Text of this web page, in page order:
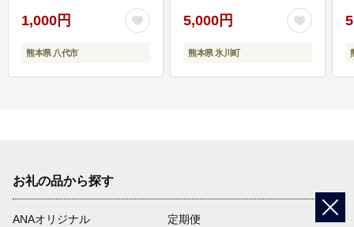
1,000円
熊本県 八代市
5,000円
熊本県 氷川町
お礼の品から探す
ANAオリジナル
定期便